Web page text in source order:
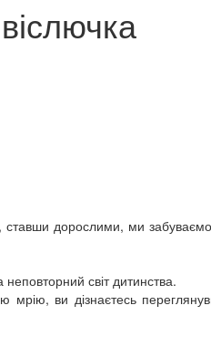
ставши дорослими, ми
світ дитинства.
мрію, ви дізнаєтесь